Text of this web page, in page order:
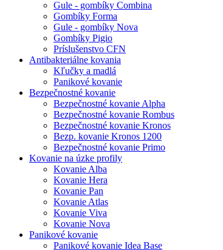
Gule - gombíky Combina
Gombíky Forma
Gule - gombíky Nova
Gombíky Pigio
Príslušenstvo CFN
Antibakteriálne kovania
Kľučky a madlá
Panikové kovanie
Bezpečnostné kovanie
Bezpečnostné kovanie Alpha
Bezpečnostné kovanie Rombus
Bezpečnostné kovanie Kronos
Bezp. kovanie Kronos 1200
Bezpečnostné kovanie Primo
Kovanie na úzke profily
Kovanie Alba
Kovanie Hera
Kovanie Pan
Kovanie Atlas
Kovanie Viva
Kovanie Nova
Panikové kovanie
Panikové kovanie Idea Base